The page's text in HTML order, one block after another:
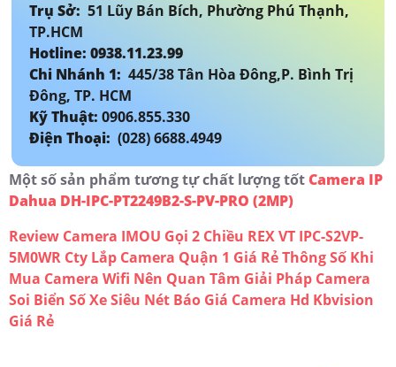
Trụ Sở: 51 Lũy Bán Bích, Phường Phú Thạnh,
TP.HCM
Hotline: 0938.11.23.99
Chi Nhánh 1: 445/38 Tân Hòa Đông,P. Bình Trị
Đông, TP. HCM
Kỹ Thuật: 0906.855.330
Điện Thoại: (028) 6688.4949
Một số sản phẩm tương tự chất lượng tốtCamera IP
Dahua DH-IPC-PT2249B2-S-PV-PRO (2MP)
Review Camera IMOU Gọi 2 Chiều REX VT IPC-S2VP-
5M0WR Cty Lắp Camera Quận 1 Giá RẻThông Số Khi
Mua Camera Wifi Nên Quan Tâm Giải Pháp Camera
Soi Biển Số Xe Siêu Nét Báo Giá Camera Hd Kbvision
Giá Rẻ